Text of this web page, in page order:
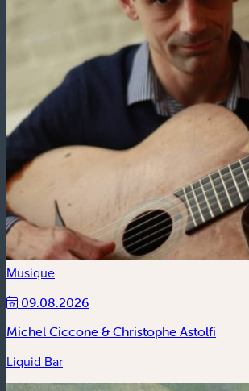
Musique
09.08.2026
Michel Ciccone & Christophe Astolfi
Liquid Bar